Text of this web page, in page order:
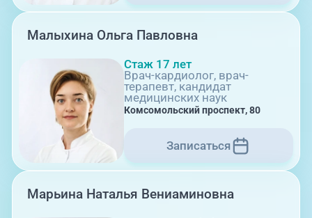
Травмпункт, ул.Труда, 187Д
08:00-21:00
Малыхина Ольга Павловна
Стаж 17 лет
Врач-кардиолог, врач-
терапевт, кандидат
медицинских наук
Комсомольский проспект, 80
Записаться
Марьина Наталья Вениаминовна